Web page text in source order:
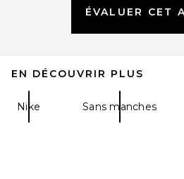
EB Denim Bronson Jacket in
ÉVALUER CET
EN DÉCOUVRIR PLUS
Nike Sans manches